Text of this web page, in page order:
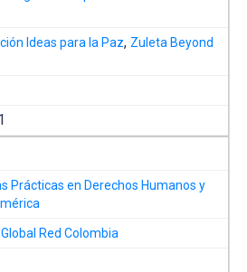
Ideas para la Paz, Zuleta Beyond
Prácticas en Derechos Humanos y
Red Colombia